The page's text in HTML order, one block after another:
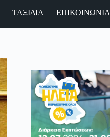
ΤΑΞΙΔΙΑ ΕΠΙΚΟΙΝΩΝΙΑ